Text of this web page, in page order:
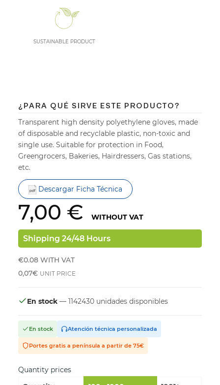
SUSTAINABLE PRODUCT
¿PARA QUÉ SIRVE ESTE PRODUCTO?
Transparent high density polyethylene gloves, made
of disposable and recyclable plastic, non-toxic and
single use. Suitable for protection in Food,
Greengrocers, Bakeries, Hairdressers, Gas stations,
etc.
Descargar Ficha Técnica
7,00 € WITHOUT VAT
Shipping 24/48 Hours
€0.08 WITH VAT
0,07€ UNIT PRICE
En stock — 1142430 unidades disponibles
En stock Atención técnica personalizada
Portes gratis a península a partir de 75€
Quantity prices